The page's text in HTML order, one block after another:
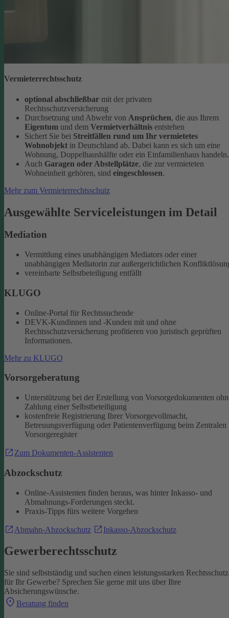
Vermieterrechtsschutz
optional abschließbar mit der privaten
Rechtsschutzversicherung
Durchsetzung und Abwehr von Ansprüchen, die aus Ihrem
Eigentum und dem Vermietverhältnis entstehen
Sichert Sie bei Streitfällen rund um Ihr vermietetes
Wohnobjekt in Deutschland ab. Dabei kann es sich um eine
Wohnung, Doppelhaushälfte oder ein Einfamilienhaus handeln.
Auch Garagen oder Abstellplätze, die zur vermieteten
Wohneinheit gehören, sind eingeschlossen.
Mehr zum Vermieterrechtsschutz
Ausgewählte Serviceleistungen im Detail
Mediation
Vermittlung eines unabhängigen Mediators oder einer
unabhängigen Mediatorin zur außergerichtlichen
vereinbarte Selbstbeteiligung entfällt
KLUGO
Online-Portal für Rechtssuchende
DEVK-Kundinnen und -Kunden mit und ohne
Rechtsschutzversicherung profitieren von juristisch geprüften
Informationen.
Mehr zu KLUGO
Vorsorgeberatung
Unterstützung bei der Erstellung von Vorsorgedokumenten
Zahlung einer Selbstbeteiligung
kostenfreie Registrierung Ihrer Vorsorgevollmacht,
Betreuungsverfügung oder Patientenverfügung beim Zentralen
Vorsorgeregister
Zum Dokumenten-Assistenten
Abzockschutz
Online-Assistenten finden heraus, was hinter Inkasso- und
Abmahnungs-Forderungen steckt.
Praxis-Tipps fürs weitere Vorgehen
Abmahn-Abzockschutz Inkasso-Abzockschutz
Gewerberechtsschutz
Sie sind selbstständig und suchen einen leistungsstarken Rechtsschutz
für Ihr Gewerbe? Sprechen Sie gerne mit uns über Ihre
Absicherungswünsche.
Beratung finden